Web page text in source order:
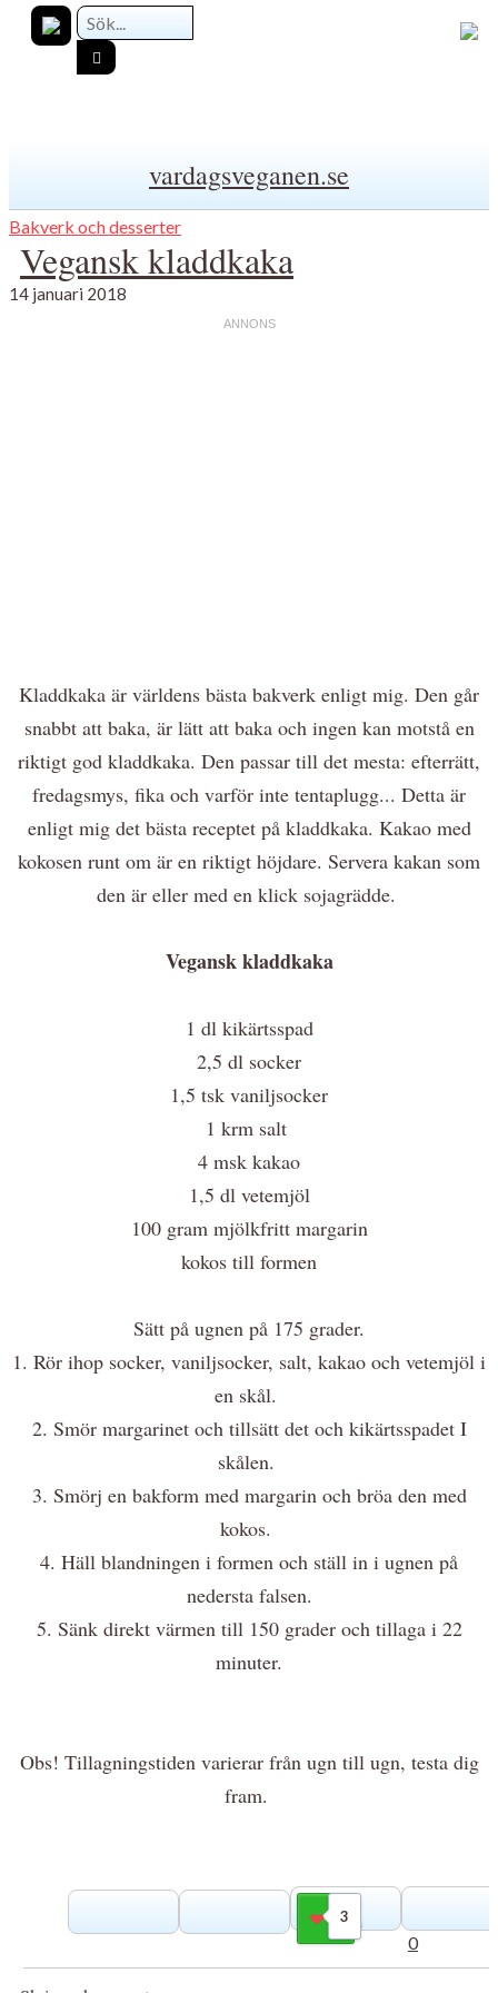
vardagsveganen.se
Bakverk och desserter
Vegansk kladdkaka
14 januari 2018
Kladdkaka är världens bästa bakverk enligt mig. Den går
snabbt att baka, är lätt att baka och ingen kan motstå en
riktigt god kladdkaka. Den passar till det mesta: efterrätt,
fredagsmys, fika och varför inte tentaplugg... Detta är
enligt mig det bästa receptet på kladdkaka. Kakao med
kokosen runt om är en riktigt höjdare. Servera kakan som
den är eller med en klick sojagrädde.
Vegansk kladdkaka
1 dl kikärtsspad
2,5 dl socker
1,5 tsk vaniljsocker
1 krm salt
4 msk kakao
1,5 dl vetemjöl
100 gram mjölkfritt margarin
kokos till formen
Sätt på ugnen på 175 grader.
1. Rör ihop socker, vaniljsocker, salt, kakao och vetemjöl i
en skål.
2. Smör margarinet och tillsätt det och kikärtsspadet I
skålen.
3. Smörj en bakform med margarin och bröa den med
kokos.
4. Häll blandningen i formen och ställ in i ugnen på
nedersta falsen.
5. Sänk direkt värmen till 150 grader och tillaga i 22
minuter.
Obs! Tillagningstiden varierar från ugn till ugn, testa dig
fram.
3
Gilla
0